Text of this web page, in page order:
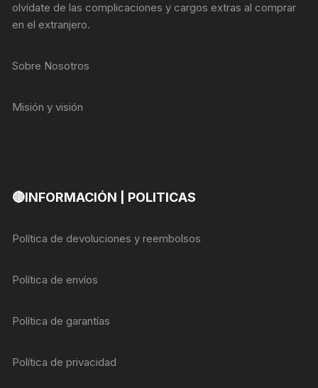
olvídate de las complicaciones y cargos extras al comprar
en el extranjero.
Sobre Nosotros
Misión y visión
🔴INFORMACIÓN | POLITICAS
Política de devoluciones y reembolsos
Política de envíos
Política de garantías
Política de privacidad